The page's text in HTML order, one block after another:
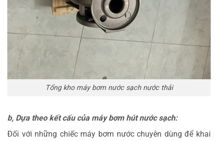
Tổng kho máy bơm nước sạch nước thải
b, Dựa theo kết cấu của máy bơm hút nước sạch:
Đối với những chiếc máy bơm nước chuyên dùng để khai